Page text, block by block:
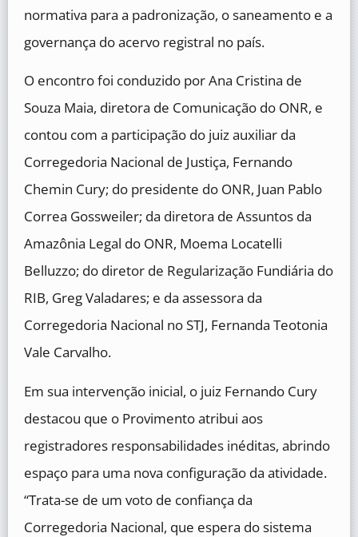
normativa para a padronização, o saneamento e a
governança do acervo registral no país.
O encontro foi conduzido por Ana Cristina de
Souza Maia, diretora de Comunicação do ONR, e
contou com a participação do juiz auxiliar da
Corregedoria Nacional de Justiça, Fernando
Chemin Cury; do presidente do ONR, Juan Pablo
Correa Gossweiler; da diretora de Assuntos da
Amazônia Legal do ONR, Moema Locatelli
Belluzzo; do diretor de Regularização Fundiária do
RIB, Greg Valadares; e da assessora da
Corregedoria Nacional no STJ, Fernanda Teotonia
Vale Carvalho.
Em sua intervenção inicial, o juiz Fernando Cury
destacou que o Provimento atribui aos
registradores responsabilidades inéditas, abrindo
espaço para uma nova configuração da atividade.
“Trata-se de um voto de confiança da
Corregedoria Nacional, que espera do sistema